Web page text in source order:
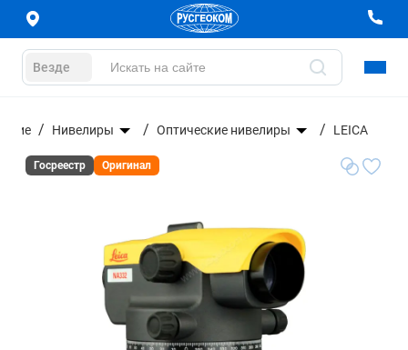
Везде
Нивелиры Оптические нивелиры LEICA
Госреестр Оригинал